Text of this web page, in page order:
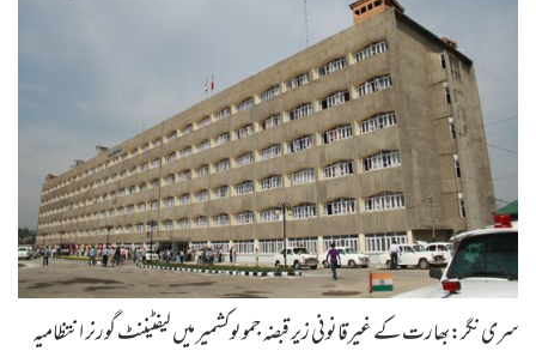
سری نگر:بھارت کے غیرقانونی زیر قبضہ جموںوکشمیر میں لیفٹیننٹ گورنر انتظامیہ